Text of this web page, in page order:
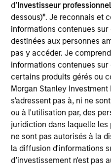
d’Investisseur
dessous)*. Je reconnais et
informations contenues sur
destinées aux personnes
pas y accéder. Je
informations contenues
certains produits gérés ou
Morgan Stanley Investment
s'adressent pas à, ni ne
ou à l'utilisation par, des
juridiction dans laquelle les
ne sont pas autorisés à la
la diffusion d'informations
d’investissement n'est pas
Edward Riguardi is an
Portfolio Solutions Group at
York. Within the Capital
on asset allocation with an
and commodities. He has
experience. Ed joined
rotational analyst in the
Global Advisor Research,
Services and Financial
graduated Magna Cum
University Stern School of
finance. He holds the
designation and is a